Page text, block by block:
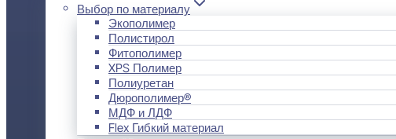
Выбор по материалу
Экополимер
Полистирол
Фитополимер
XPS Полимер
Полиуретан
Дюрополимер®
МДФ и ЛДФ
Flex Гибкий материал